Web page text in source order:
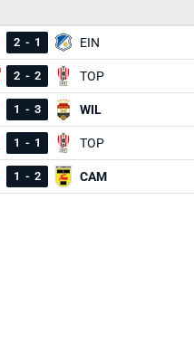
2 - 1 EIN
2 - 2 TOP
1 - 3 WIL
1 - 1 TOP
1 - 2 CAM